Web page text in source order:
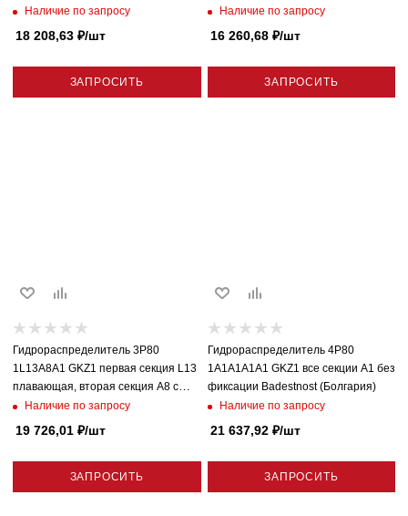
фиксации Huaian (Китай)
Наличие по запросу
18 208,63 ₽/шт
ЗАПРОСИТЬ
с фиксацией, секция A1 без
фиксации Huaian (Китай)
Наличие по запросу
16 260,68₽/шт
ЗАПРОСИТЬ
Гидрораспределитель 3P80
1L13A8A1 GKZ1 первая секция L13
плавающая, вторая секция A8 с
фиксацией, третья секция A1 без
фиксации Badestnost (Болгария)
Наличие по запросу
19 726,01 ₽/шт
ЗАПРОСИТЬ
Гидрораспределитель 4P80
1A1A1A1A1 GKZ1 все секции A1 без
фиксации Badestnost (Болгария)
Наличие по запросу
21 637,92₽/шт
ЗАПРОСИТЬ